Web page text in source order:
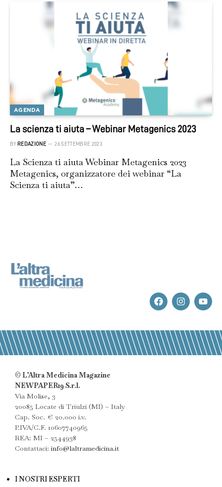
AGENDA
La scienza ti aiuta – Webinar Metagenics 2023
BY REDAZIONE 26 SETTEMBRE 2023
La Scienza ti aiuta Webinar Metagenics 2023
Metagenics, organizzatore dei webinar “La
Scienza ti aiuta”…
© L’Altra Medicina Magazine
NEWPAPER19 S.r.l.
Via Molise, 3
20085 Locate di Triulzi (MI) – Italy
Cap. Soc. € 20.000 i.v.
P.IVA/C.F. 10607740965
REA: MI – 2544938
Contattaci: info@laltramedicina.it
I NOSTRI ESPERTI